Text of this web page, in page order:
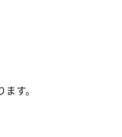
す。